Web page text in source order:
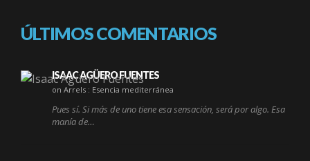
ÚLTIMOS COMENTARIOS
ISAAC AGÜERO FUENTES
on Arrels : Esencia mediterránea
Pues sí. Si más de uno tiene esa sensación, será por algo. Esa
manía de…